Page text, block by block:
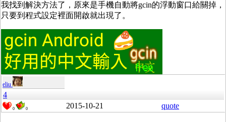
我找到解決方法了，原來是手機自動將gcin的浮動窗口給關掉，
只要到程式設定裡面開啟就出現了。
eliu
4
0 0 2015-10-21 quote